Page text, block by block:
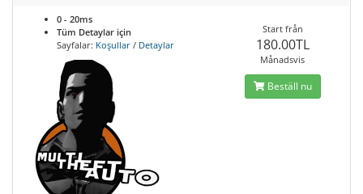
0 - 20ms
Tüm Detaylar için
Sayfalar: Koşullar / Detaylar
Start från
180.00TL
Månadsvis
Beställ nu